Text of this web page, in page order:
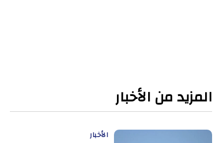
المزيد من الأخبار
الأخبار